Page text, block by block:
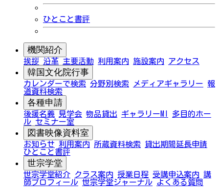
ひとこと書評
機関紹介
挨拶 沿革 主要活動 利用案内 施設案内 アクセス
韓国文化院行事
カレンダーで検索 分野別検索 メディアギャラリー 報
道資料検索
各種申請
後援名義 見学会 物品貸出 ギャラリーMI
多目的ホー
ル セミナー室
図書映像資料室
お知らせ 利用案内 所蔵資料検索
貸出期間延長申請
ひとこと書評
世宗学堂
世宗学堂紹介 クラス案内 授業日程 受講申込案内 講
師プロフィール 世宗学堂ジャーナル よくある質問